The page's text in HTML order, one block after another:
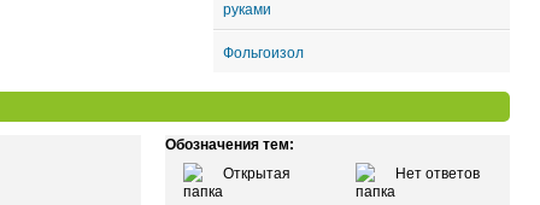
руками
Фольгоизол
Обозначения тем:
Открытая
Нет ответов